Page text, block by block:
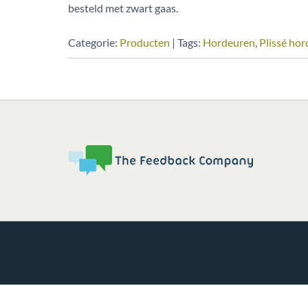
besteld met zwart gaas.
Categorie: Producten | Tags: Hordeuren Plissé